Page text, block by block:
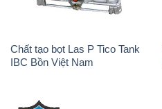
Chất tạo bọt Las P Tico Tank
IBC Bồn Việt Nam